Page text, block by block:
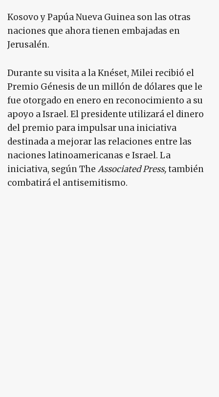
Kosovo y Papúa Nueva Guinea son las otras
naciones que ahora tienen embajadas en
Jerusalén.
Durante su visita a la Knéset, Milei recibió el
Premio Génesis de un millón de dólares que le
fue otorgado en enero en reconocimiento a su
apoyo a Israel. El presidente utilizará el dinero
del premio para impulsar una iniciativa
destinada a mejorar las relaciones entre las
naciones latinoamericanas e Israel. La
iniciativa, según The Associated Press,también
combatirá el antisemitismo.